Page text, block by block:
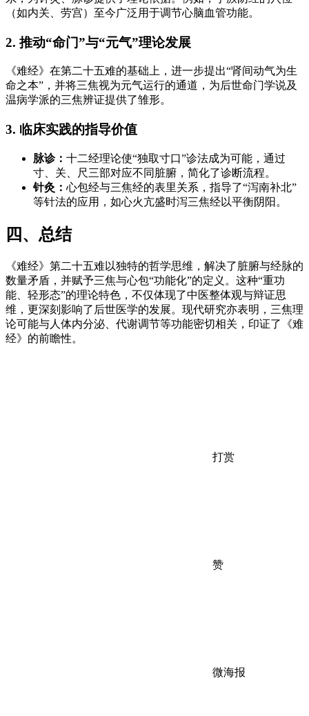
（如内关、劳宫）至今广泛用于调节心脑血管功能。
2. 推动“命门”与“元气”理论发展
《难经》在第二十五难的基础上，进一步提出“肾间动气为生
命之本”，并将三焦视为元气运行的通道，为后世命门学说及
温病学派的三焦辨证提供了雏形。
3. 临床实践的指导价值
脉诊： 十二经理论使“独取寸口”诊法成为可能，通过
寸、关、尺三部对应不同脏腑，简化了诊断流程。
针灸： 心包经与三焦经的表里关系，指导了“泻南补北”
等针法的应用，如心火亢盛时泻三焦经以平衡阴阳。
四、总结
《难经》第二十五难以独特的哲学思维，解决了脏腑与经脉的
数量矛盾，并赋予三焦与心包“功能化”的定义。这种“重功
能、轻形态”的理论特色，不仅体现了中医整体观与辩证思
维，更深刻影响了后世医学的发展。现代研究亦表明，三焦理
论可能与人体内分泌、代谢调节等功能密切相关，印证了《难
经》的前瞻性。
打赏
赞
微海报